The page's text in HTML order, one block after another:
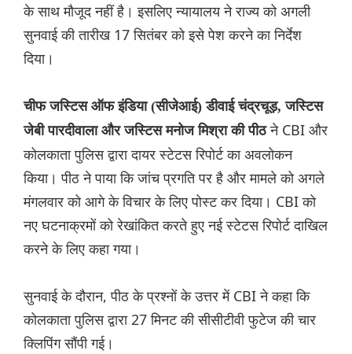
के साथ मौजूद नहीं है। इसलिए न्यायालय ने राज्य को अगली
सुनवाई की तारीख 17 सितंबर को इसे पेश करने का निर्देश
दिया।
चीफ जस्टिस ऑफ इंडिया (सीजेआई) डीवाई चंद्रचूड़, जस्टिस
जेबी पारदीवाला और जस्टिस मनोज मिश्रा की पीठने CBI और
कोलकाता पुलिस द्वारा दायर स्टेटस रिपोर्ट का अवलोकन
किया। पीठ ने पाया कि जांच प्रगति पर है और मामले को अगले
मंगलवार को आगे के विचार के लिए पोस्ट कर दिया। CBI को
नए घटनाक्रमों को रेखांकित करते हुए नई स्टेटस रिपोर्ट दाखिल
करने के लिए कहा गया।
सुनवाई के दौरान, पीठ के प्रश्नों के उत्तर में CBI ने कहा कि
कोलकाता पुलिस द्वारा 27 मिनट की सीसीटीवी फुटेज की चार
क्लिपिंग सौंपी गई।